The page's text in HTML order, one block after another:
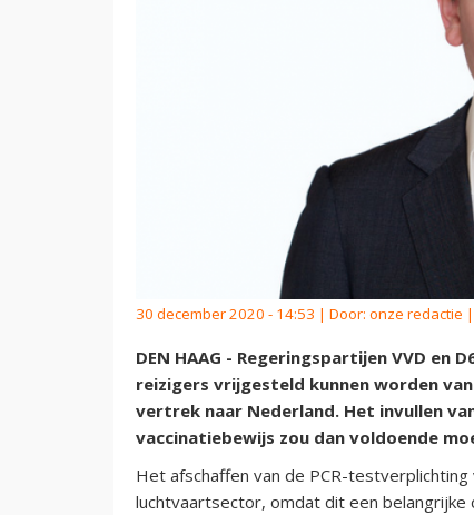
30 december 2020 - 14:53 | Door: onze redactie
DEN HAAG - Regeringspartijen VVD en
reizigers vrijgesteld kunnen worden
vertrek naar Nederland. Het invullen
vaccinatiebewijs zou dan voldoende
Het afschaffen van de PCR-
luchtvaartsector, omdat dit een